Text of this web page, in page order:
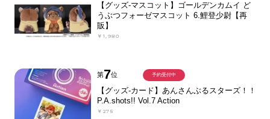
【グッズ-マスコット】ゴールデンカムイ ど
うぶつフォーゼマスコット 6.鯉登少尉【再
販】
￥1,980
第7位
【グッズ-カード】あんさんぶるスターズ！！
P.A.shots!! Vol.7 Action
￥275
予約受付中